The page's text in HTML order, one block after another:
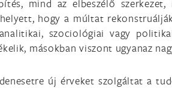
mind az elbeszélő
hogy a múltat
szociológiai vagy
másokban viszont ugyanaz
új érveket szolgáltat a